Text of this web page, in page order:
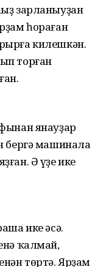
зарланыуҙан
һораған
килешкән.
торған
янауҙар
бергә машинала
Ә үҙе ике
ике әсә.
ҡалмай,
төртә. Ярҙам